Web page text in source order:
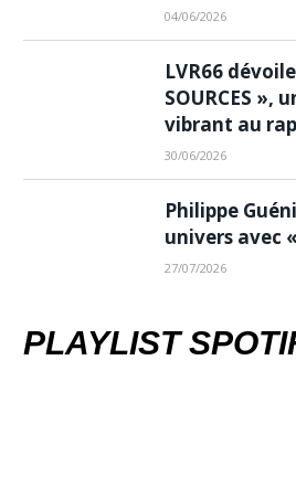
04/06/2026
LVR66
SOURCES »,
vibrant au
30/06/2026
Philippe
univers avec
27/07/2026
PLAYLIST